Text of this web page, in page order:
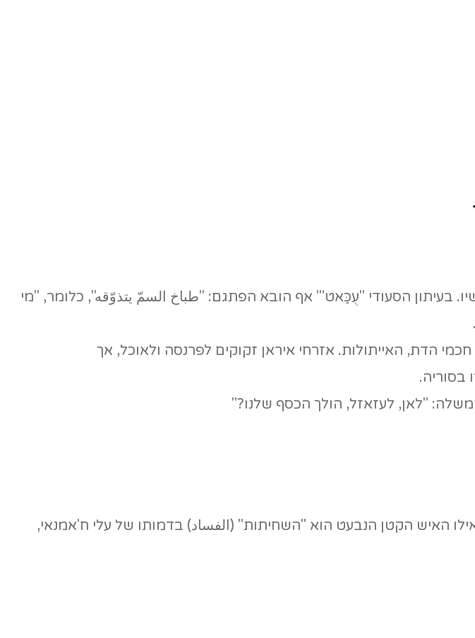
הסעודי "עֻכַּאט'" אף הובא הפתגם: "طباخ السمّ يتذوّقه", כלומר, "מי
הדת, האייתולות. אזרחי איראן זקוקים לפרנסה ולאוכל, אך
בסוריה.
"לאן, לעזאזל, הולך הכסף שלנו?"
האיש הקטן הנבעט הוא "השחיתות" (الفساد) בדמותו של עלי ח'אמנאי,